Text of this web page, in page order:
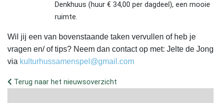
Denkhuus (huur € 34,00 per dagdeel), een mooie
ruimte.
Wil jij een van bovenstaande taken vervullen of heb je
vragen en/ of tips? Neem dan contact op met: Jelte de Jong
via kulturhussamenspel@gmail.com
Terug naar het nieuwsoverzicht